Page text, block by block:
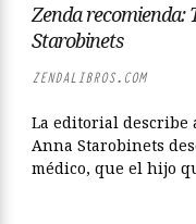
Zenda recomienda:
Starobinets
ZENDALIBROS.COM
La editorial describe
Anna Starobinets
médico, que el hijo